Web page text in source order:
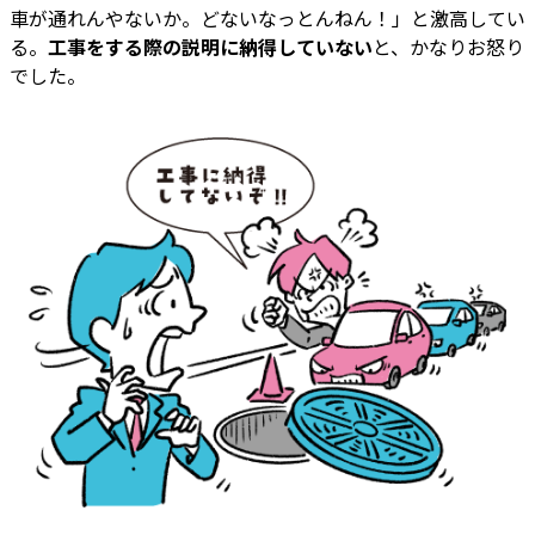
車が通れんやないか。どないなっとんねん！」と激高してい
る。 工事をする際の説明に納得していないと、かなりお怒り
でした。